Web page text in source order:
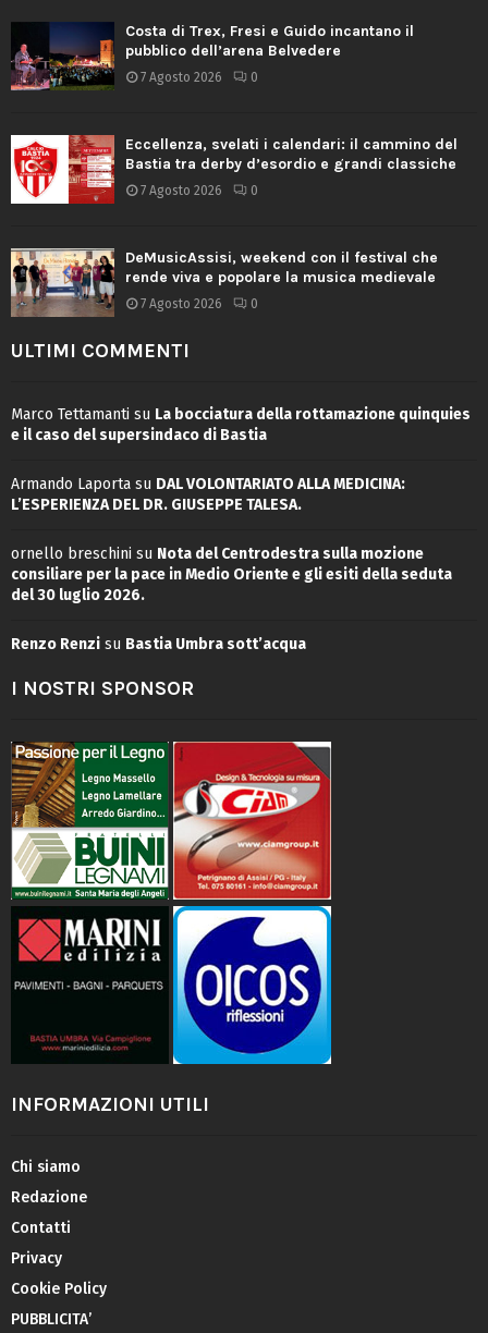
Costa di Trex, Fresi e Guido incantano il
pubblico dell’arena Belvedere
7 Agosto 2026 0
Eccellenza, svelati i calendari: il cammino del
Bastia tra derby d’esordio e grandi classiche
7 Agosto 2026 0
DeMusicAssisi, weekend con il festival che
rende viva e popolare la musica medievale
7 Agosto 2026 0
ULTIMI COMMENTI
Marco Tettamanti su La bocciatura della rottamazione quinquies
e il caso del supersindaco di Bastia
Armando Laporta su DAL VOLONTARIATO ALLA MEDICINA:
L’ESPERIENZA DEL DR. GIUSEPPE TALESA.
ornello breschini su Nota del Centrodestra sulla mozione
consiliare per la pace in Medio Oriente e gli esiti della seduta
del 30 luglio 2026.
Renzo Renzi su Bastia Umbra sott’acqua
I NOSTRI SPONSOR
INFORMAZIONI UTILI
Chi siamo
Redazione
Contatti
Privacy
Cookie Policy
PUBBLICITA’